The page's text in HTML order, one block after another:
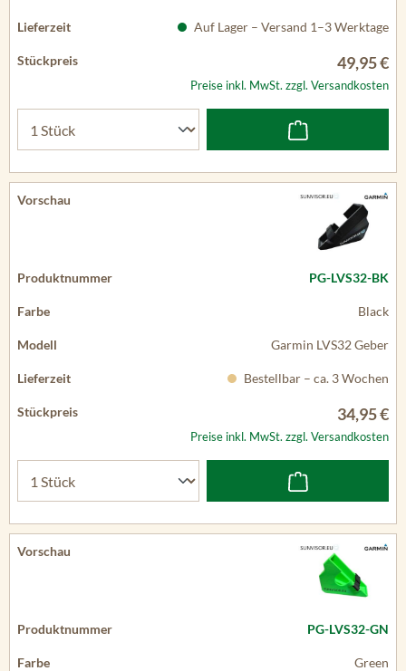
Auf Lager – Versand 1–3 Werktage
49,95 €
Preise inkl. MwSt. zzgl. Versandkosten
PG-LVS32-BK
Black
Garmin LVS32 Geber
Bestellbar – ca. 3 Wochen
34,95 €
Preise inkl. MwSt. zzgl. Versandkosten
PG-LVS32-GN
Green